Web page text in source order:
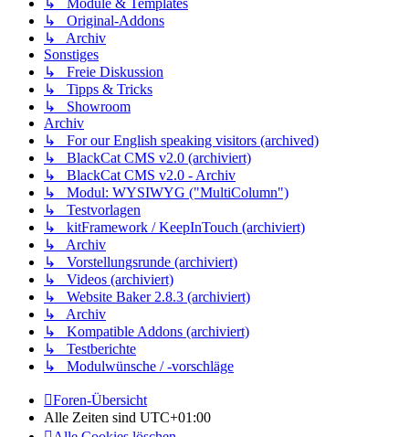
↳ Module & Templates
↳ Original-Addons
↳ Archiv
Sonstiges
↳ Freie Diskussion
↳ Tipps & Tricks
↳ Showroom
Archiv
↳ For our English speaking visitors (archived)
↳ BlackCat CMS v2.0 (archiviert)
↳ BlackCat CMS v2.0 - Archiv
↳ Modul: WYSIWYG ("MultiColumn")
↳ Testvorlagen
↳ kitFramework / KeepInTouch (archiviert)
↳ Archiv
↳ Vorstellungsrunde (archiviert)
↳ Videos (archiviert)
↳ Website Baker 2.8.3 (archiviert)
↳ Archiv
↳ Kompatible Addons (archiviert)
↳ Testberichte
↳ Modulwünsche / -vorschläge
Foren-Übersicht
Alle Zeiten sind UTC+01:00